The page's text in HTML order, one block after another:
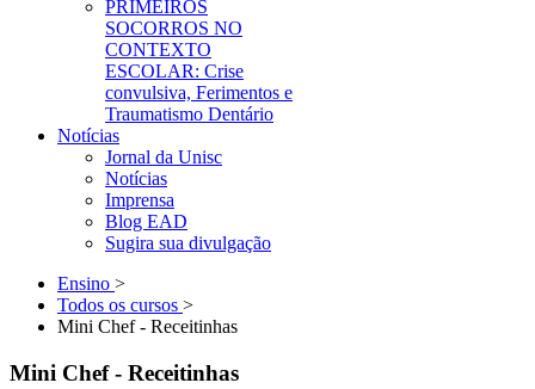
PRIMEIROS
SOCORROS NO
CONTEXTO
ESCOLAR: Crise
convulsiva, Ferimentos e
Traumatismo Dentário
Notícias
Jornal da Unisc
Notícias
Imprensa
Blog EAD
Sugira sua divulgação
Ensino >
Todos os cursos >
Mini Chef - Receitinhas
Mini Chef - Receitinhas